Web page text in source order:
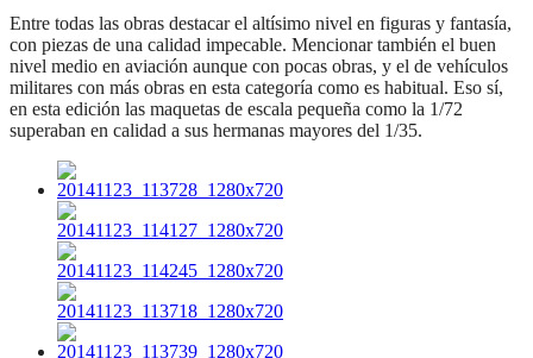
Entre todas las obras destacar el altísimo nivel en figuras y fantasía,
con piezas de una calidad impecable. Mencionar también el buen
nivel medio en aviación aunque con pocas obras, y el de vehículos
militares con más obras en esta categoría como es habitual. Eso sí,
en esta edición las maquetas de escala pequeña como la 1/72
superaban en calidad a sus hermanas mayores del 1/35.